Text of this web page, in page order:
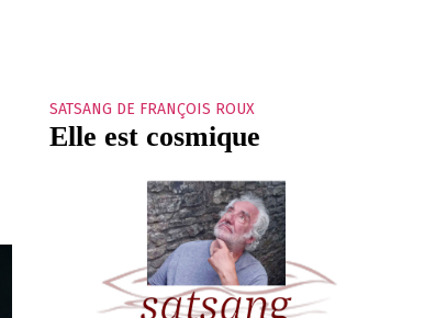
SATSANG DE FRANÇOIS ROUX
Elle est cosmique